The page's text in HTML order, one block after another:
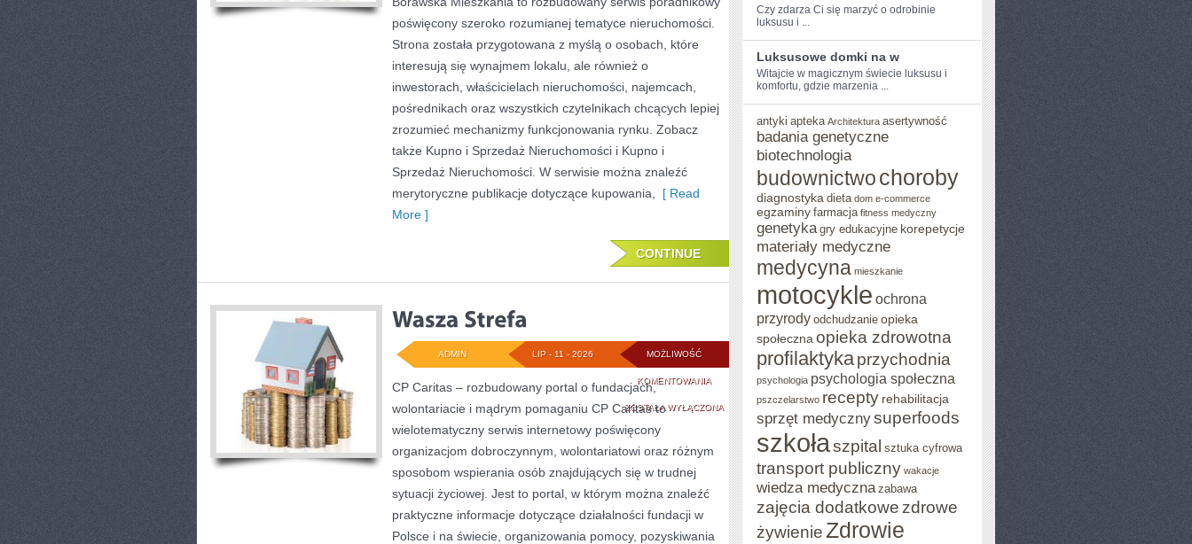
POŚREDNICY
NIERUCHOMOŚCI
poświęcony szeroko rozumianej tematyce nieruchomości.
Strona została przygotowana z myślą o osobach, które
interesują się wynajmem lokalu, ale również o
inwestorach, właścicielach nieruchomości, najemcach,
pośrednikach oraz wszystkich czytelnikach chcących lepiej
zrozumieć mechanizmy funkcjonowania rynku. Zobacz
także Kupno i Sprzedaż Nieruchomości i Kupno i
Sprzedaż Nieruchomości. W serwisie można znaleźć
merytoryczne publikacje dotyczące kupowania,
[ Read
More ]
CONTINUE
MOŻLIWOŚĆ
KOMENTOWANIAWASZA
STREFA
ZOSTAŁA WYŁĄCZONA
LIP - 11 - 2026
ADMIN
CP Caritas – rozbudowany portal o fundacjach,
wolontariacie i mądrym pomaganiu CP Caritas to
wielotematyczny serwis internetowy poświęcony
organizacjom dobroczynnym, wolontariatowi oraz różnym
sposobom wspierania osób znajdujących się w trudnej
sytuacji życiowej. Jest to portal, w którym można znaleźć
praktyczne informacje dotyczące działalności fundacji w
Polsce i na świecie, organizowania pomocy, pozyskiwania
Czy zdarza Ci⁤ się marzyć o odrobinie
luksusu‍ i ...
Luksusowe domki na w
Witajcie w magicznym świecie luksusu i
komfortu, gdzie marzenia ...
antyki apteka Architektura asertywność
badania genetyczne
biotechnologia
budownictwochoroby
diagnostyka dieta dom e-commerce
egzaminy farmacja fitness medyczny
genetyka gry edukacyjne korepetycje
materiały medyczne
medycyna mieszkanie
motocykle ochrona
przyrody odchudzanie opieka
społeczna opieka zdrowotna
profilaktykaprzychodnia
psychologia psychologia społeczna
pszczelarstwo recepty rehabilitacja
sprzęt medycznysuperfoods
szkołaszpital sztuka cyfrowa
transport publiczny wakacje
wiedza medyczna zabawa
zajęcia dodatkowe zdrowe
żywienieZdrowie